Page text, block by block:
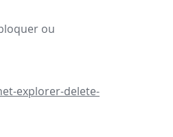
ou
explorer-delete-